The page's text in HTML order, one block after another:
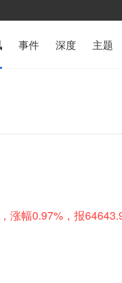
事件 深度 主题
涨幅0.97%，报